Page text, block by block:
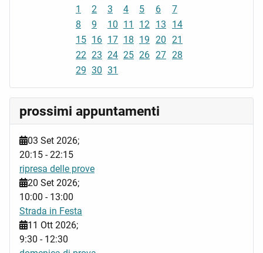
1
2 3 4 5 6
7
8
9 10 11 12 13
14
15 16 17 18 19 20 21
22 23 24 25 26 27 28
29 30 31
prossimi appuntamenti
03 Set 2026;
20:15 -22:15
ripresa delle prove
20 Set 2026;
10:00 - 13:00
Strada in Festa
11 Ott 2026;
9:30 - 12:30